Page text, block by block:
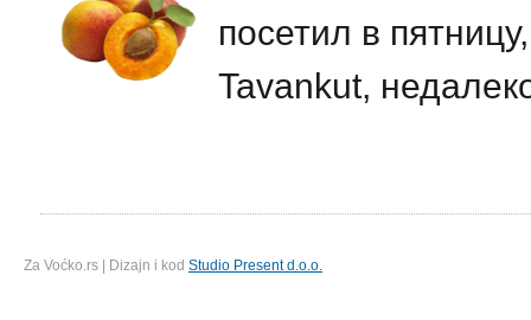
посетил в
Tavankut,
Za Voćko.rs | Dizajn i kod Studio Present d.o.o.